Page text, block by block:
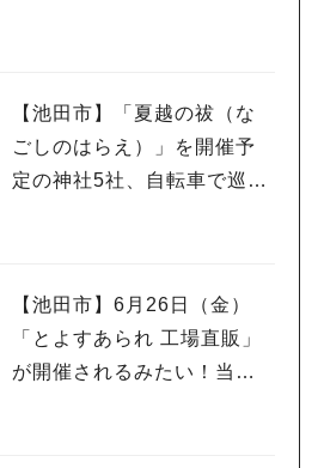
【池田市】「夏越の祓（な
ごしのはらえ）」を開催予
定の神社5社、自転車で巡っ
【池田市】6月26日（金）
「とよすあられ 工場直販」
が開催されるみたい！当日